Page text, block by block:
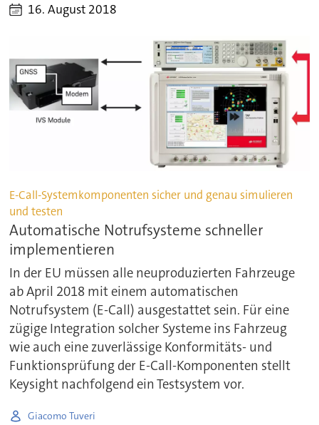
16. August 2018
E-Call-Systemkomponenten sicher und genau simulieren
und testen
Automatische Notrufsysteme schneller
implementieren
In der EU müssen alle neuproduzierten Fahrzeuge
ab April 2018 mit einem automatischen
Notrufsystem (E-Call) ausgestattet sein. Für eine
zügige Integration solcher Systeme ins Fahrzeug
wie auch eine zuverlässige Konformitäts- und
Funktionsprüfung der E-Call-Komponenten stellt
Keysight nachfolgend ein Testsystem vor.
Giacomo Tuveri